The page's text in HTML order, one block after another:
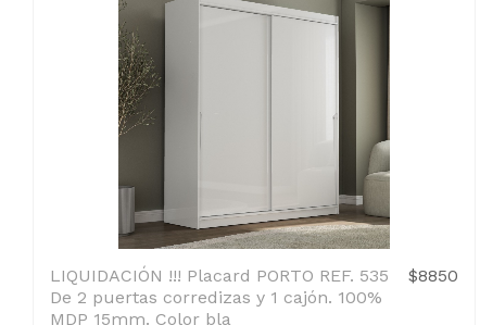
LIQUIDACIÓN !!! Placard PORTO REF. 535
De 2 puertas corredizas y 1 cajón. 100%
MDP 15mm. Color bla
$8850